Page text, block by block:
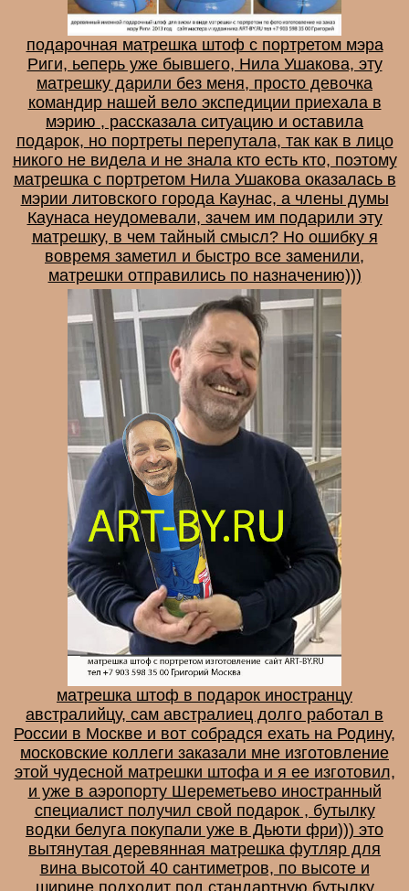
подарочная матрешка штоф с портретом мэра
Риги, ьеперь уже бывшего, Нила Ушакова, эту
матрешку дарили без меня, просто девочка
командир нашей вело экспедиции приехала в
мэрию , рассказала ситуацию и оставила
подарок, но портреты перепутала, так как в лицо
никого не видела и не знала кто есть кто, поэтому
матрешка с портретом Нила Ушакова оказалась в
мэрии литовского города Каунас, а члены думы
Каунаса неудомевали, зачем им подарили эту
матрешку, в чем тайный смысл? Но ошибку я
вовремя заметил и быстро все заменили,
матрешки отправились по назначению)))
матрешка штоф в подарок иностранцу
австралийцу, сам австралиец долго работал в
России в Москве и вот собрадся ехать на Родину,
московские коллеги заказали мне изготовление
этой чудесной матрешки штофа и я ее изготовил,
и уже в аэропорту Шереметьево иностранный
специалист получил свой подарок , бутылку
водки белуга покупали уже в Дьюти фри))) это
вытянутая деревянная матрешка футляр для
вина высотой 40 сантиметров, по высоте и
ширине подходит под стандартную бутылку